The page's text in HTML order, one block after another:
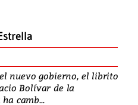
nuevo gobierno, el librito
Bolívar de la
camb...